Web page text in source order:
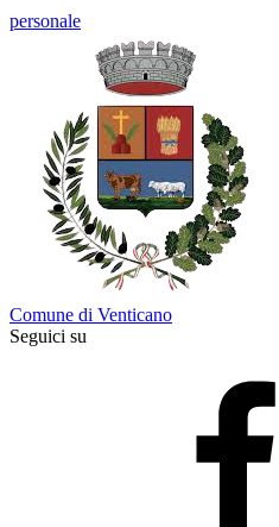
personale
Comune di Venticano
Seguici su